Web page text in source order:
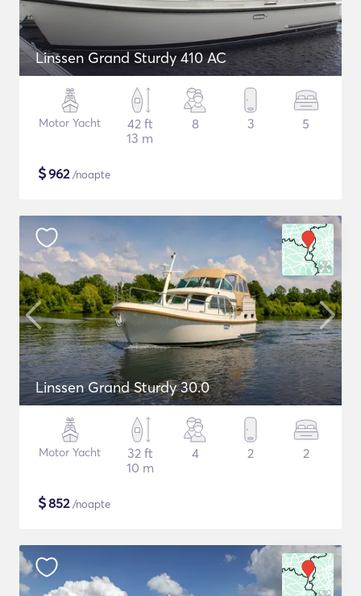
Linssen Grand Sturdy 410 AC
Motor Yacht
42 ft
13 m
8 3 5
$962/noapte
Linssen Grand Sturdy 30.0
Motor Yacht
32 ft
10 m
4 2 2
$852/noapte